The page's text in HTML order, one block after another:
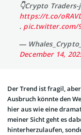
👇Crypto
https://t.co/
. pic.twitter.com/
—
December 14,
Der Trend ist fragil,
Ausbruch könnte den
hier aus wie eine
meiner Sicht geht es
hinterherzulaufen,